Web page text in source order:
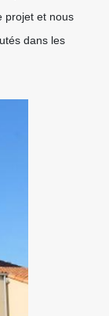
projet et nous
dans les